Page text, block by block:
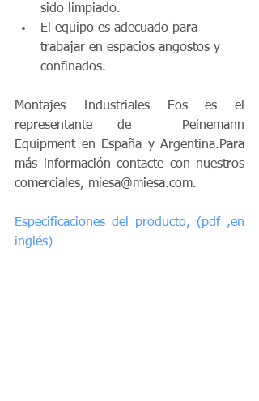
sido limpiado.
El equipo es adecuado para
trabajar en espacios angostos y
confinados.
Montajes Industriales Eos es el
representante de  Peinemann
Equipment en España y Argentina.Para
más información contacte con nuestros
comerciales, miesa@miesa.com.
Especificaciones del producto, (pdf ,en
inglés)